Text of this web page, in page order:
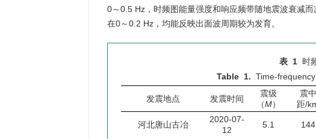
0～0.5 Hz，时频图能量强度和响应频带随地震波衰减
在0～0.2 Hz，均能反映出面波周期较为发育。
表 1 时
Table 1. Time-
发震地点 发震时间
震级
（M）
震中
距/
河北唐山古冶
2020-07-
12
5.1 144